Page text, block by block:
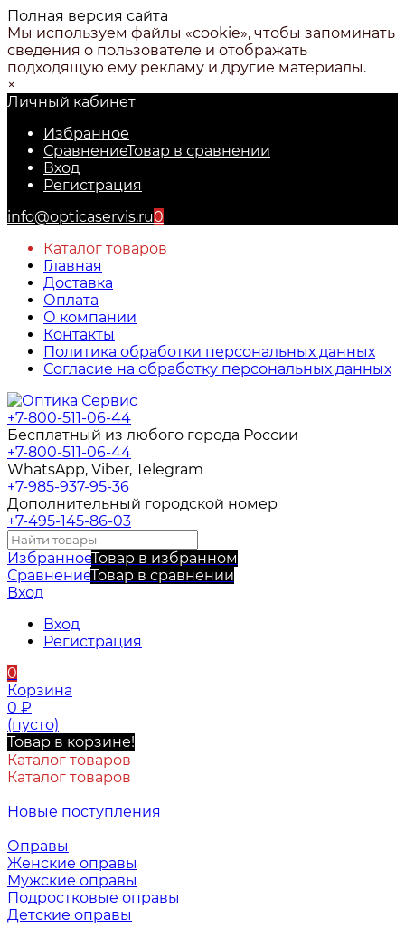
Полная версия сайта
Мы используем файлы «cookie», чтобы запоминать
сведения о пользователе и отображать
подходящую ему рекламу и другие материалы.
×
Личный кабинет
Избранное
СравнениеТовар в сравнении
Вход
Регистрация
info@opticaservis.ru0
Каталог товаров
Главная
Доставка
Оплата
О компании
Контакты
Политика обработки персональных данных
Согласие на обработку персональных данных
+7-800-511-06-44
Бесплатный из любого города России
+7-800-511-06-44
WhatsApp, Viber, Telegram
+7-985-937-95-36
Дополнительный городской номер
+7-495-145-86-03
ИзбранноеТовар в избранном
СравнениеТовар в сравнении
Вход
Вход
Регистрация
0
Корзина
0 ₽
(пусто)
Товар в корзине!
Каталог товаров
Каталог товаров
Новые поступления
Оправы
Женские оправы
Мужские оправы
Подростковые оправы
Детские оправы